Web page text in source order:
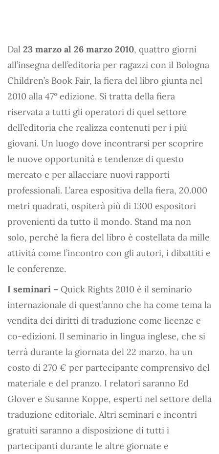
Dal 23 marzo al 26 marzo 2010, quattro giorni
all’insegna dell’editoria per ragazzi con il Bologna
Children’s Book Fair, la fiera del libro giunta nel
2010 alla 47° edizione. Si tratta della fiera
riservata a tutti gli operatori di quel settore
dell’editoria che realizza contenuti per i più
giovani. Un luogo dove incontrarsi per scoprire
le nuove opportunità e tendenze di questo
mercato e per allacciare nuovi rapporti
professionali. L’area espositiva della fiera, 20.000
metri quadrati, ospiterà più di 1300 espositori
provenienti da tutto il mondo. Stand ma non
solo, perchè la fiera del libro è costellata da mille
attività come l’incontro con gli autori, i dibattiti e
le conferenze.
I seminari – Quick Rights 2010 è il seminario
internazionale di quest’anno che ha come tema la
vendita dei diritti di traduzione come licenze e
co-edizioni. Il seminario in lingua inglese, che si
terrà durante la giornata del 22 marzo, ha un
costo di 270 € per partecipante comprensivo del
materiale e del pranzo. I relatori saranno Ed
Glover e Susanne Koppe, esperti nel settore della
traduzione editoriale. Altri seminari e incontri
gratuiti saranno a disposizione di tutti i
partecipanti durante le altre giornate e